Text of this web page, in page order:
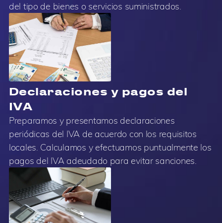
del tipo de bienes o servicios suministrados.
Declaraciones y pagos del
IVA
Preparamos y presentamos declaraciones
periódicas del IVA de acuerdo con los requisitos
locales. Calculamos y efectuamos puntualmente los
pagos del IVA adeudado para evitar sanciones.